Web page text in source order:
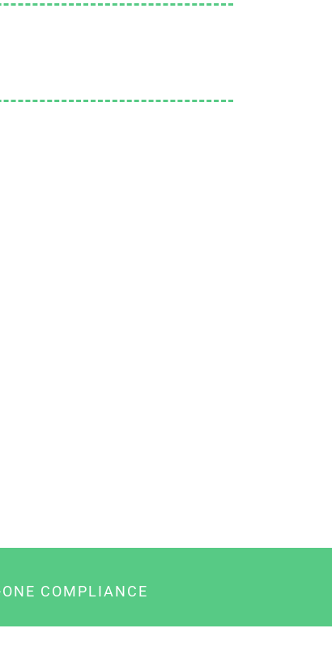
COMPLIANCE